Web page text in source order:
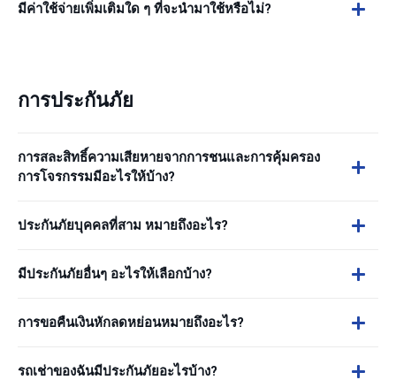
มีค่าใช้จ่ายเพิ่มเติมใด ๆ ที่จะนำมาใช้หรือไม่?
การประกันภัย
การสละสิทธิ์ความเสียหายจากการชนและการคุ้มครอง
การโจรกรรมมีอะไรให้บ้าง?
ประกันภัยบุคคลที่สาม หมายถึงอะไร?
มีประกันภัยอื่นๆ อะไรให้เลือกบ้าง?
การขอคืนเงินหักลดหย่อนหมายถึงอะไร?
รถเช่าของฉันมีประกันภัยอะไรบ้าง?